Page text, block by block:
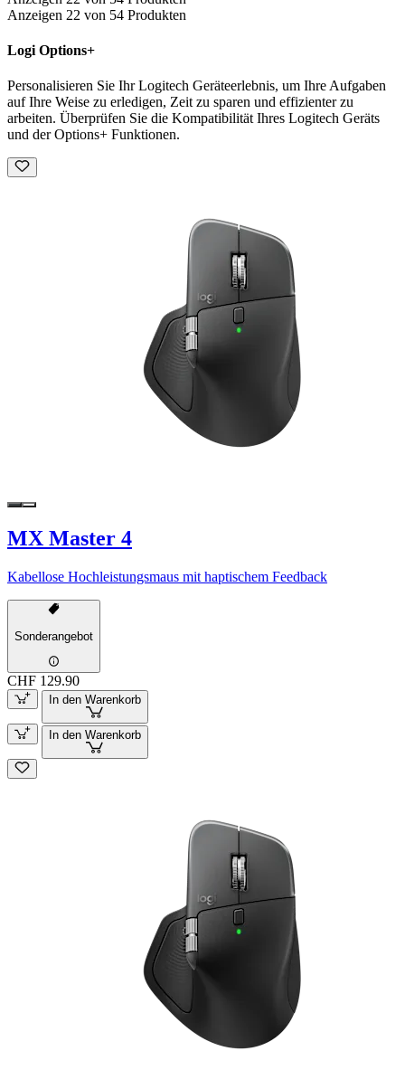
Anzeigen 22 von 54 Produkten
Logi Options+
Personalisieren Sie Ihr Logitech Geräteerlebnis, um Ihre Aufgaben
auf Ihre Weise zu erledigen, Zeit zu sparen und effizienter zu
arbeiten. Überprüfen Sie die Kompatibilität Ihres Logitech Geräts
und der Options+ Funktionen.
MX Master 4
Kabellose Hochleistungsmaus mit haptischem Feedback
Sonderangebot
CHF 129.90
In den Warenkorb
In den Warenkorb